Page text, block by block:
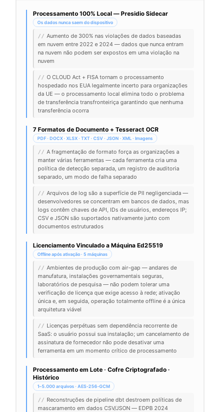
Processamento 100% Local — Presidio Sidecar
Os dados nunca saem do dispositivo
// Aumento de 300% nas violações de dados baseadas
em nuvem entre 2022 e 2024 — dados que nunca entram
na nuvem não podem ser expostos em uma violação na
nuvem
// O CLOUD Act + FISA tornam o processamento
hospedado nos EUA legalmente incerto para organizações
da UE — o processamento local elimina todo o problema
de transferência transfronteiriça garantindo que nenhuma
transferência ocorra
7 Formatos de Documento + Tesseract OCR
PDF · DOCX · XLSX · TXT · CSV · JSON · XML · Imagens
// A fragmentação de formato força as organizações a
manter várias ferramentas — cada ferramenta cria uma
política de detecção separada, um registro de auditoria
separado, um modo de falha separado
// Arquivos de log são a superfície de PII negligenciada —
desenvolvedores se concentram em bancos de dados, mas
logs contêm chaves de API, IDs de usuários, endereços IP;
CSV e JSON são suportados nativamente junto com
documentos estruturados
Licenciamento Vinculado a Máquina Ed25519
Offline após ativação · 5 máquinas
// Ambientes de produção com air-gap — andares de
manufatura, instalações governamentais seguras,
laboratórios de pesquisa — não podem tolerar uma
verificação de licença que exige acesso à rede; ativação
única e, em seguida, operação totalmente offline é a única
arquitetura viável
// Licenças perpétuas sem dependência recorrente de
SaaS: o usuário possui sua instalação; um cancelamento de
assinatura de fornecedor não pode desativar uma
ferramenta em um momento crítico de processamento
Processamento em Lote · Cofre Criptografado ·
Histórico
1–5.000 arquivos · AES-256-GCM
// Reconstruções de pipeline dbt destroem políticas de
mascaramento em dados CSV/JSON — EDPB 2024